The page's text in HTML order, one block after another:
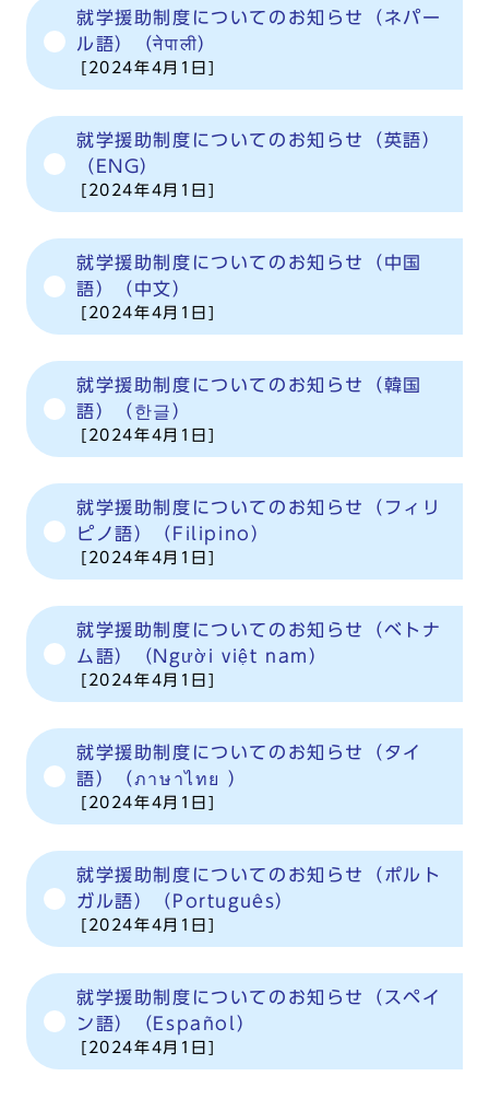
就学援助制度についてのお知らせ（ネパー
ル語）（नेपाली）
[2024年4月1日]
就学援助制度についてのお知らせ（英語）
（ENG）
[2024年4月1日]
就学援助制度についてのお知らせ（中国
語）（中文）
[2024年4月1日]
就学援助制度についてのお知らせ（韓国
語）（한글）
[2024年4月1日]
就学援助制度についてのお知らせ（フィリ
ピノ語）（Filipino）
[2024年4月1日]
就学援助制度についてのお知らせ（ベトナ
ム語）（Người việt nam）
[2024年4月1日]
就学援助制度についてのお知らせ（タイ
語）（ภาษาไทย ）
[2024年4月1日]
就学援助制度についてのお知らせ（ポルト
ガル語）（Português）
[2024年4月1日]
就学援助制度についてのお知らせ（スペイ
ン語）（Español）
[2024年4月1日]